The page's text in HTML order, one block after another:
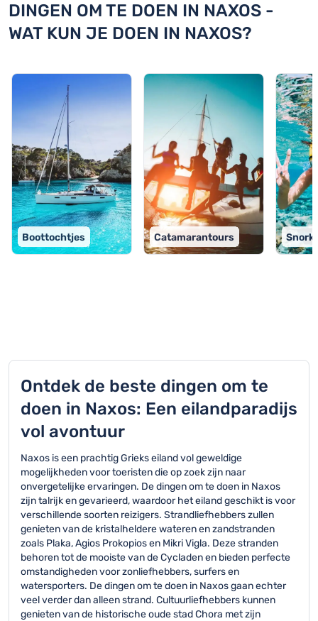
DINGEN OM TE DOEN IN NAXOS -
WAT KUN JE DOEN IN NAXOS?
Boottochtjes Catamarantours
Ontdek de beste dingen om te
doen in Naxos: Een eilandparadijs
vol avontuur
Naxos is een prachtig Grieks eiland vol geweldige
mogelijkheden voor toeristen die op zoek zijn naar
onvergetelijke ervaringen. De dingen om te doen in Naxos
zijn talrijk en gevarieerd, waardoor het eiland geschikt is voor
verschillende soorten reizigers. Strandliefhebbers zullen
genieten van de kristalheldere wateren en zandstranden
zoals Plaka, Agios Prokopios en Mikri Vigla. Deze stranden
behoren tot de mooiste van de Cycladen en bieden perfecte
omstandigheden voor zonliefhebbers, surfers en
watersporters. De dingen om te doen in Naxos gaan echter
veel verder dan alleen strand. Cultuurliefhebbers kunnen
genieten van de historische oude stad Chora met zijn